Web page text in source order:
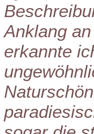
Anklang
erkannte